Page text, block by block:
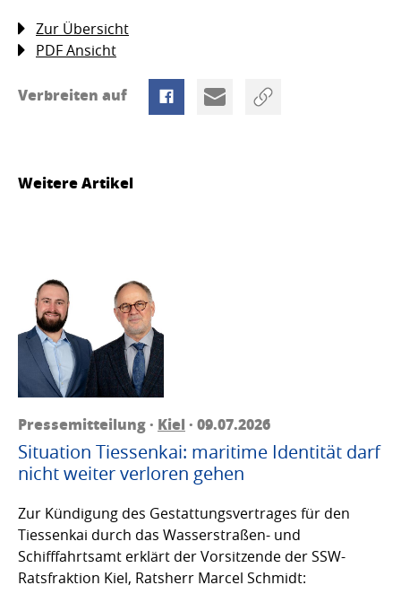
Zur Übersicht
PDF Ansicht
Verbreiten auf
Weitere Artikel
Pressemitteilung · Kiel · 09.07.2026
Situation Tiessenkai: maritime Identität darf
nicht weiter verloren gehen
Zur Kündigung des Gestattungsvertrages für den
Tiessenkai durch das Wasserstraßen- und
Schifffahrtsamt erklärt der Vorsitzende der SSW-
Ratsfraktion Kiel, Ratsherr Marcel Schmidt: